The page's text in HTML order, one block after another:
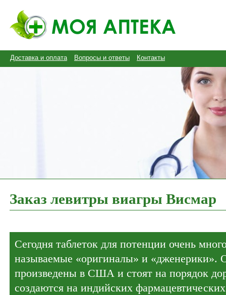
Доставка и оплата Вопросы и ответы Контакты
Заказ левитры виагры Висмар
Сегодня таблеток для потенции очень
называемые «оригиналы» и «дженерики».
произведены в США и стоят на порядок
создаются на индийских